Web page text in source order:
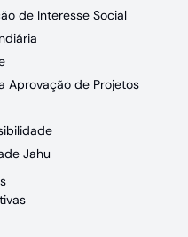
de Interesse Social
Aprovação de Projetos
Jahu